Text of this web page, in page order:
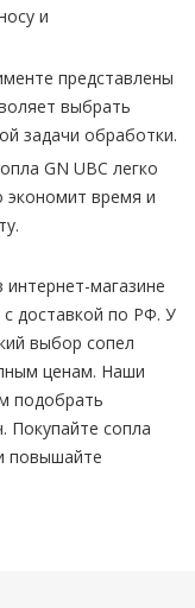
и
представлены
выбрать
задачи обработки.
GN UBC легко
экономит время и
интернет-магазине
доставкой по РФ. У
выбор сопел
ценам. Наши
подобрать
Покупайте сопла
повышайте